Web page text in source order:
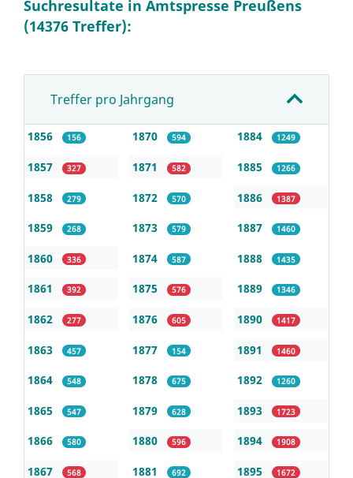
Suchresultate in Amtspresse Preußens
(14376 Treffer):
Treffer pro Jahrgang
1856 156
1857 327
1858 279
1859 268
1860 336
1861 392
1862 277
1863 457
1864 548
1865 547
1866 580
1867 568
1870 594
1871 582
1872 570
1873 579
1874 587
1875 576
1876 605
1877 154
1878 675
1879 628
1880 596
1881 692
1884 1249
1885 1266
1886 1387
1887 1460
1888 1435
1889 1346
1890 1417
1891 1460
1892 1260
1893 1723
1894 1908
1895 1672